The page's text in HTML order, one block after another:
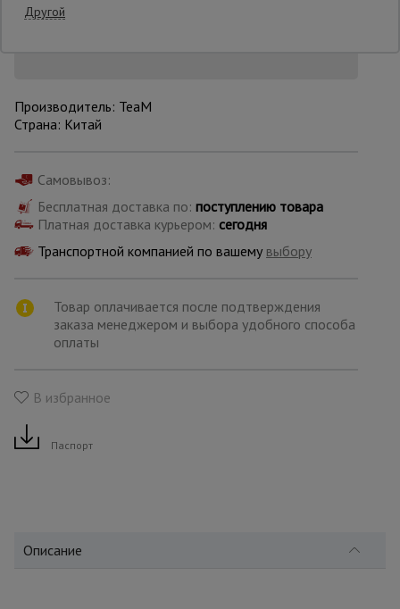
Оборудование
для работы с
арматурой
для бетонных
работ
Снизим цену!
Производитель: TeaM
Страна: Китай
Самовывоз:
Бесплатная доставка по: поступлению товара
Платная доставка курьером: сегодня
Транспортной компанией по вашему выбору
Товар оплачивается после подтверждения
заказа менеджером и выбора удобного способа
оплаты
В избранное
Паспорт
Описание
Другой